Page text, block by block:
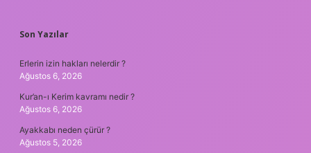
SIDEBAR
Son Yazılar
Erlerin izin hakları nelerdir ?
Ağustos 6, 2026
Kur’an-ı Kerim kavramı nedir ?
Ağustos 6, 2026
Ayakkabı neden çürür ?
Ağustos 5, 2026